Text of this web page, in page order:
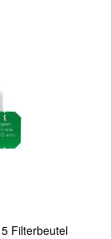
Filterbeutel